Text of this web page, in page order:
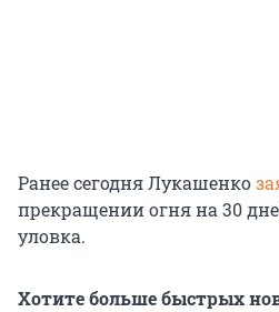
Ранее сегодня Лукашенко
прекращении огня на 30
уловка.
Хотите больше быстрых